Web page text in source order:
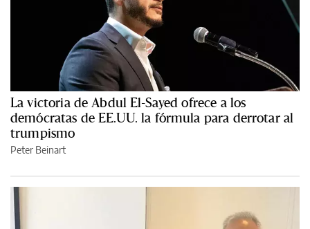
La victoria de Abdul El-Sayed ofrece a los
demócratas de EE.UU. la fórmula para derrotar al
trumpismo
Peter Beinart